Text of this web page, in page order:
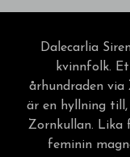
Dalecarlia
kvinnfolk.
århundraden via
är en hyllning till,
Zornkullan. Lika
feminin